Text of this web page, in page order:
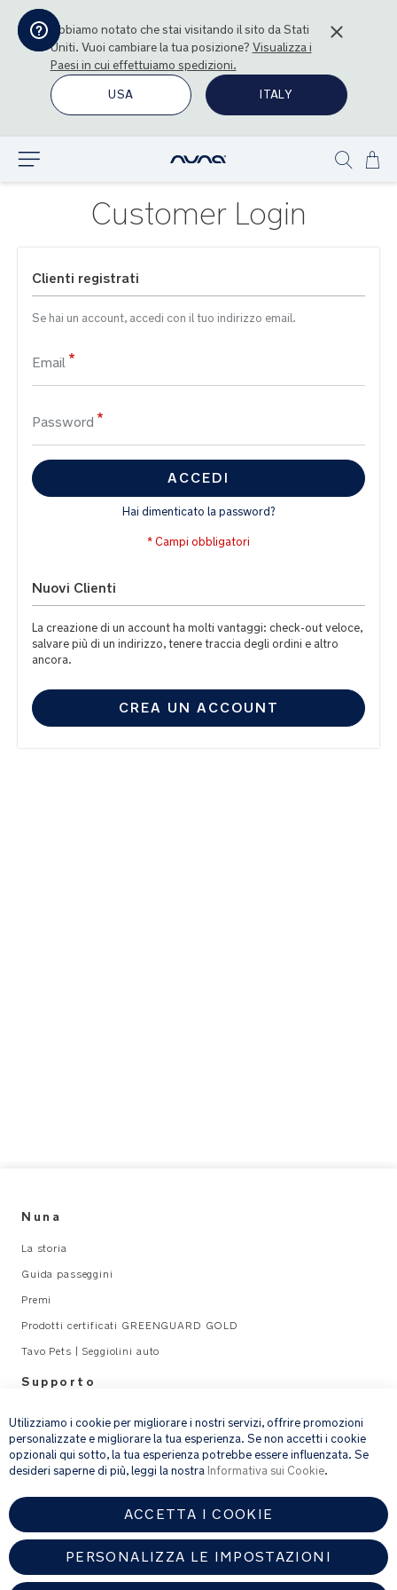
Abbiamo notato che stai visitando il sito daStati
Uniti. Vuoi cambiare la tua posizione? Visualizza i
Paesi in cui effettuiamo spedizioni.
USA
ITALY
Customer Login
Clienti registrati
Se hai un account, accedi con il tuo indirizzo email.
Email
Password
ACCEDI
Hai dimenticato la password?
Nuovi Clienti
La creazione di un account ha molti vantaggi: check-out veloce,
salvare più di un indirizzo, tenere traccia degli ordini e altro
ancora.
CREA UN ACCOUNT
Nuna
La storia
Guida passeggini
Premi
Prodotti certificati GREENGUARD GOLD
Tavo Pets | Seggiolini auto
Supporto
email address ISCRIVITI
Fornendo l’indirizzo e-mail, acconsenti a ricevere via e-mail la nostra
newsletter e le informazioni su prodotti e offerte che potrebbero
interessarti.
Per ulteriori dettagli sul trattamento dei dati personali, consulta la
nostrainformativa sulla privacy.
Utilizziamo i cookie per migliorare i nostri servizi, offrire promozioni
personalizzate e migliorare la tua esperienza. Se non accetti i cookie
opzionali qui sotto, la tua esperienza potrebbe essere influenzata. Se
desideri saperne di più, leggi la nostra Informativa sui Cookie.
ACCETTA I COOKIE
PERSONALIZZA LE IMPOSTAZIONI